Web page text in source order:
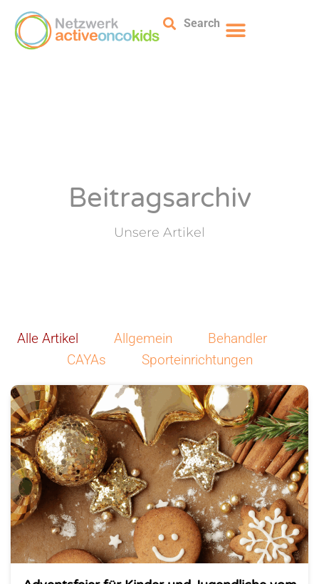
Search
Beitragsarchiv
Unsere Artikel
Alle Artikel Allgemein
Behandler
CAYAs
Sporteinrichtungen